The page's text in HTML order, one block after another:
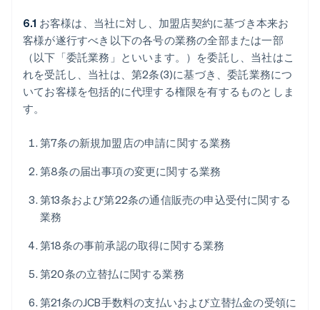
6.1 お客様は、当社に対し、加盟店契約に基づき本来お
客様が遂行すべき以下の各号の業務の全部または一部
（以下「委託業務」といいます。）を委託し、当社はこ
れを受託し、当社は、第2条(3)に基づき、委託業務につ
いてお客様を包括的に代理する権限を有するものとしま
す。
第7条の新規加盟店の申請に関する業務
第8条の届出事項の変更に関する業務
第13条および第22条の通信販売の申込受付に関する
業務
第18条の事前承認の取得に関する業務
第20条の立替払に関する業務
第21条のJCB手数料の支払いおよび立替払金の受領に